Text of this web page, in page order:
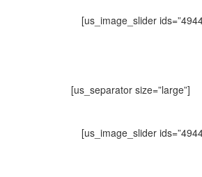
[us_image_slider
[us_separator size=”large”]
[us_image_slider